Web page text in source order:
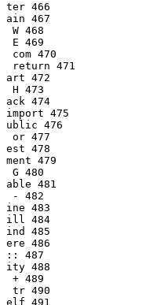
ter 466
ain 467
W 468
E 469
com 470
return 471
art 472
H 473
ack 474
import 475
ublic 476
or 477
est 478
ment 479
G 480
able 481
- 482
ine 483
ill 484
ind 485
ere 486
:: 487
ity 488
+ 489
tr 490
elf 491